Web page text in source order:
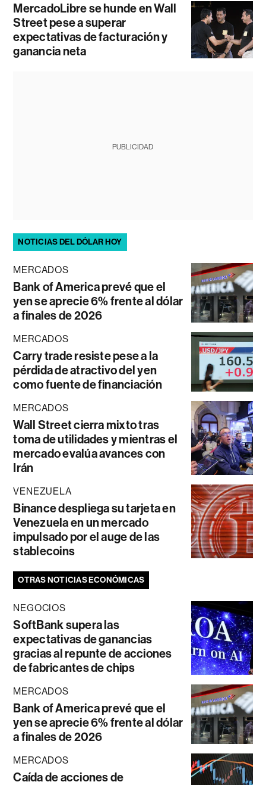
MercadoLibre se hunde en Wall
Street pese a superar
expectativas de facturación y
ganancia neta
PUBLICIDAD
NOTICIAS DEL DÓLAR HOY
MERCADOS
Bank of America prevé que el
yen se aprecie 6% frente al dólar
a finales de 2026
MERCADOS
Carry trade resiste pese a la
pérdida de atractivo del yen
como fuente de financiación
MERCADOS
Wall Street cierra mixto tras
toma de utilidades y mientras el
mercado evalúa avances con
Irán
VENEZUELA
Binance despliega su tarjeta en
Venezuela en un mercado
impulsado por el auge de las
stablecoins
OTRAS NOTICIAS ECONÓMICAS
NEGOCIOS
SoftBank supera las
expectativas de ganancias
gracias al repunte de acciones
de fabricantes de chips
MERCADOS
Bank of America prevé que el
yen se aprecie 6% frente al dólar
a finales de 2026
MERCADOS
Caída de acciones de